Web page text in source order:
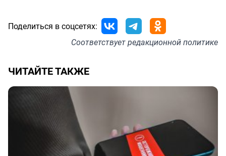
Поделиться в соцсетях:
Соответствуетредакционной политике
ЧИТАЙТЕ ТАКЖЕ